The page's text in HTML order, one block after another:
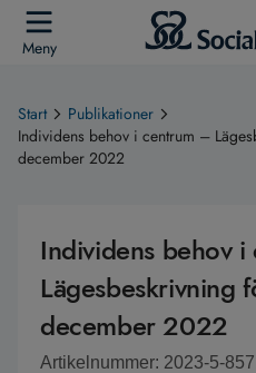
Meny
Start
Publikationer
Individens behov i centrum –
december 2022
Individens behov
Lägesbeskrivning
december 2022
Artikelnummer: 2023-5-